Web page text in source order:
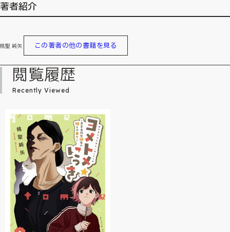
著者紹介
桃聖 純矢 この著者の他の書籍を見る
閲覧履歴
Recently Viewed